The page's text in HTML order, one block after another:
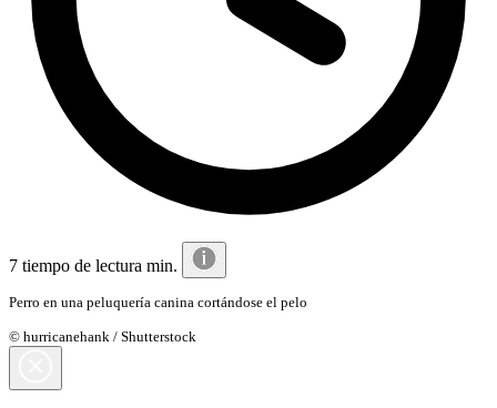
7 tiempo de lectura min.
Perro en una peluquería canina cortándose el pelo
© hurricanehank / Shutterstock